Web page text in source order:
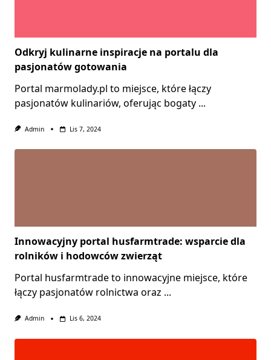
Odkryj kulinarne inspiracje na portalu dla
pasjonatów gotowania
Portal marmolady.pl to miejsce, które łączy
pasjonatów kulinariów, oferując bogaty ...
Admin Lis 7, 2024
Innowacyjny portal husfarmtrade: wsparcie dla
rolników i hodowców zwierząt
Portal husfarmtrade to innowacyjne miejsce, które
łączy pasjonatów rolnictwa oraz ...
Admin Lis 6, 2024